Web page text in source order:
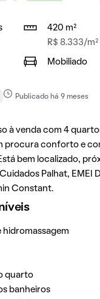
420 m²
R$ 8.333/m²
Mobiliado
Publicado há 9 meses
à venda com 4
procura conforto e
bem localizado,
Palhat, EMEI
Constant.
hidromassagem
quarto
banheiros